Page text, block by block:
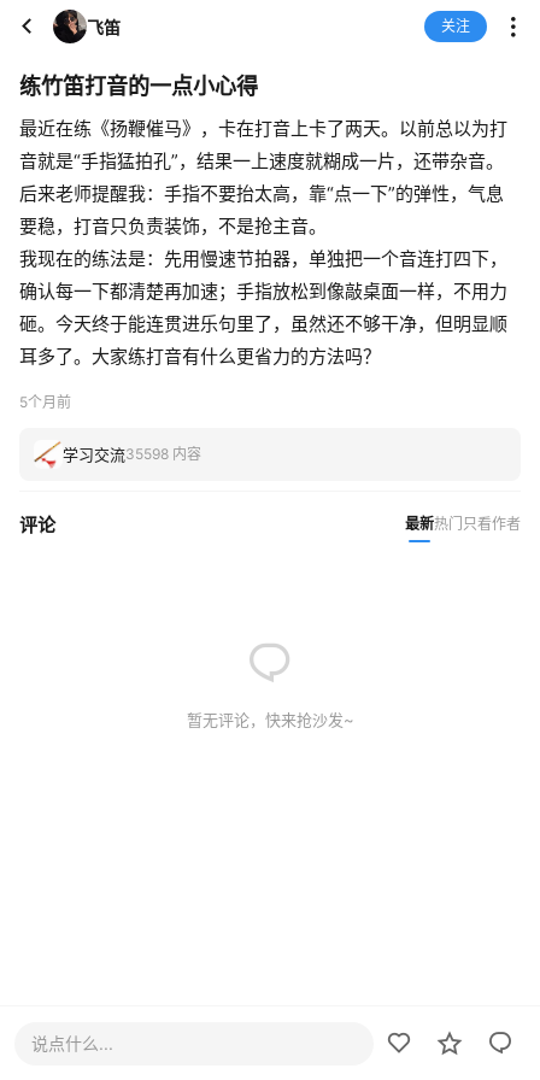
飞笛 关注
练竹笛打音的一点小心得
最近在练《扬鞭催马》，卡在打音上卡了两天。以前总以为打
音就是“手指猛拍孔”，结果一上速度就糊成一片，还带杂音。
后来老师提醒我：手指不要抬太高，靠“点一下”的弹性，气息
要稳，打音只负责装饰，不是抢主音。
我现在的练法是：先用慢速节拍器，单独把一个音连打四下，
确认每一下都清楚再加速；手指放松到像敲桌面一样，不用力
砸。今天终于能连贯进乐句里了，虽然还不够干净，但明显顺
耳多了。大家练打音有什么更省力的方法吗？
5个月前
学习交流35598 内容
评论 最新热门 只看作者
暂无评论，快来抢沙发~
说点什么...